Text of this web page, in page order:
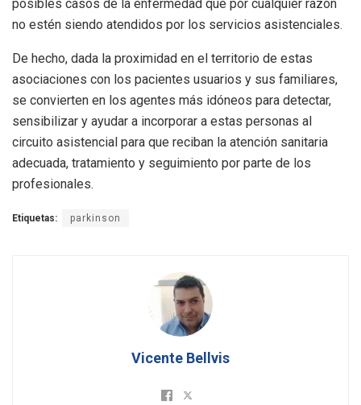
posibles casos de la enfermedad que por cualquier razón
no estén siendo atendidos por los servicios asistenciales.
De hecho, dada la proximidad en el territorio de estas
asociaciones con los pacientes usuarios y sus familiares,
se convierten en los agentes más idóneos para detectar,
sensibilizar y ayudar a incorporar a estas personas al
circuito asistencial para que reciban la atención sanitaria
adecuada, tratamiento y seguimiento por parte de los
profesionales.
Etiquetas: parkinson
Vicente Bellvis